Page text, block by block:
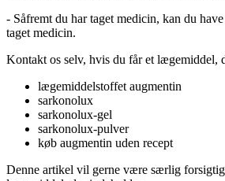
- Såfremt du har taget medicin, kan du
taget medicin.
Kontakt os selv, hvis du får et lægemiddel,
lægemiddelstoffet augmentin
sarkonolux
sarkonolux-gel
sarkonolux-pulver
køb augmentin uden recept
Denne artikel vil gerne være særlig